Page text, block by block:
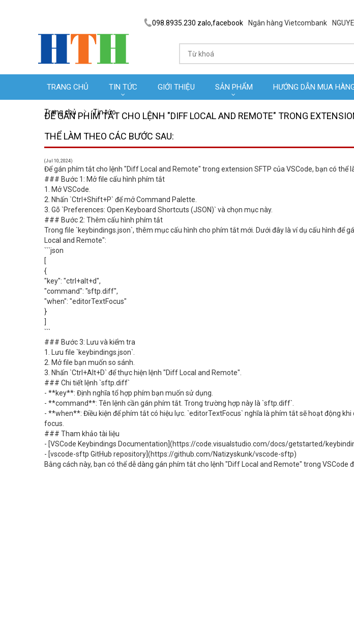
098.8935.230 zalo,facebook Ngân hàng Vietcombank
TRANG CHỦ TIN TỨC GIỚI THIỆU SẢN PHẨM HƯỚNG DẪN MUA
Trang chủ Tin tức
​ĐỂ GÁN PHÍM TẮT CHO LỆNH "DIFF LOCAL AND REMOTE" TRONG
THỂ LÀM THEO CÁC BƯỚC SAU:
(Jul 10, 2024)
Để gán phím tắt cho lệnh "Diff Local and Remote" trong extension SFTP của VSCode, bạn có thể
### Bước 1: Mở file cấu hình phím tắt
1. Mở VSCode.
2. Nhấn `Ctrl+Shift+P` để mở Command Palette.
3. Gõ `Preferences: Open Keyboard Shortcuts (JSON)` và chọn mục này.
### Bước 2: Thêm cấu hình phím tắt
Trong file `keybindings.json`, thêm mục cấu hình cho phím tắt mới. Dưới đây là ví dụ cấu hình để
Local and Remote":
```json
[
{
"key": "ctrl+alt+d",
"command": "sftp.diff",
"when": "editorTextFocus"
}
```
### Bước 3: Lưu và kiểm tra
1. Lưu file `keybindings.json`.
2. Mở file bạn muốn so sánh.
3. Nhấn `Ctrl+Alt+D` để thực hiện lệnh "Diff Local and Remote".
### Chi tiết lệnh `sftp.diff`
- **key**: Định nghĩa tổ hợp phím bạn muốn sử dụng.
- **command**: Tên lệnh cần gán phím tắt. Trong trường hợp này là `sftp.diff`.
- **when**: Điều kiện để phím tắt có hiệu lực. `editorTextFocus` nghĩa là phím tắt sẽ hoạt động
focus.
### Tham khảo tài liệu
- [VSCode Keybindings Documentation](https://code.visualstudio.com/docs/getstarted/
- [vscode-sftp GitHub repository](https://github.com/Natizyskunk/vscode-sftp)
Bằng cách này, bạn có thể dễ dàng gán phím tắt cho lệnh "Diff Local and Remote" trong VSCode